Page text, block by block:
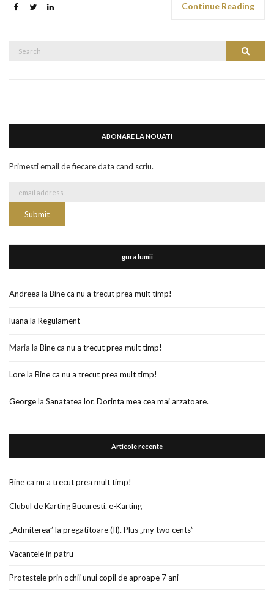
Continue Reading
Search
ABONARE LA NOUATI
Primesti email de fiecare data cand scriu.
gura lumii
Andreea la Bine ca nu a trecut prea mult timp!
luana la Regulament
Maria la Bine ca nu a trecut prea mult timp!
Lorela Bine ca nu a trecut prea mult timp!
Georgela Sanatatea lor. Dorinta mea cea mai arzatoare.
Articole recente
Bine ca nu a trecut prea mult timp!
Clubul de Karting Bucuresti. e-Karting
„Admiterea” la pregatitoare (II). Plus „my two cents”
Vacantele in patru
Protestele prin ochii unui copil de aproape 7 ani